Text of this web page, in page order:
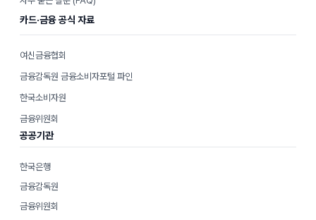
카드·금융 공식 자료
여신금융협회
금융감독원 금융소비자포털 파인
한국소비자원
금융위원회
공공기관
한국은행
금융감독원
금융위원회